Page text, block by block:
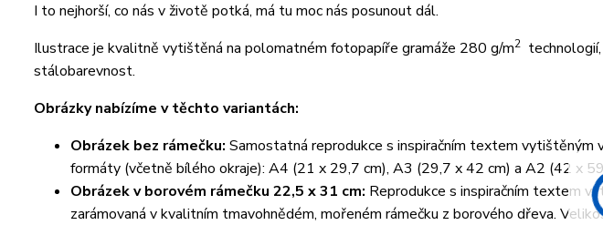
I to nejhorší, co nás v životě potká, má tu moc nás posunout dál.
Ilustrace je kvalitně vytištěná na polomatném fotopapíře gramáže 280 g/m2
stálobarevnost.
Obrázky nabízíme v těchto variantách:
Obrázek bez rámečku: Samostatná reprodukce s inspiračním textem vytištěným
formáty (včetně bílého okraje): A4 (21 x 29,7 cm), A3 (29,7 x 42 cm) a A2 (42 x
Obrázek v borovém rámečku 22,5 x 31 cm: Reprodukce s inspiračním textem
zarámovaná v kvalitním tmavohnědém, mořeném rámečku z borového dřeva.